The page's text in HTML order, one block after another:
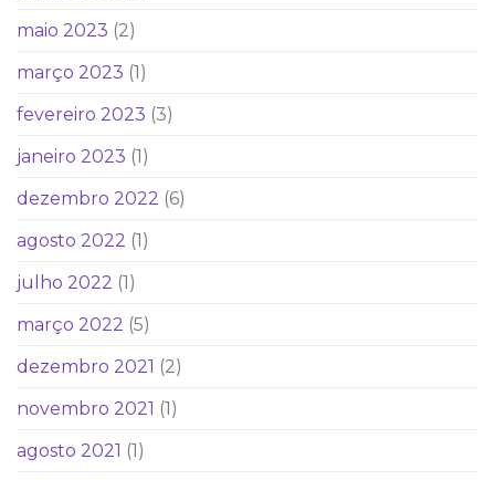
maio 2023 (2)
março 2023 (1)
fevereiro 2023 (3)
janeiro 2023 (1)
dezembro 2022 (6)
agosto 2022 (1)
julho 2022 (1)
março 2022 (5)
dezembro 2021 (2)
novembro 2021 (1)
agosto 2021 (1)